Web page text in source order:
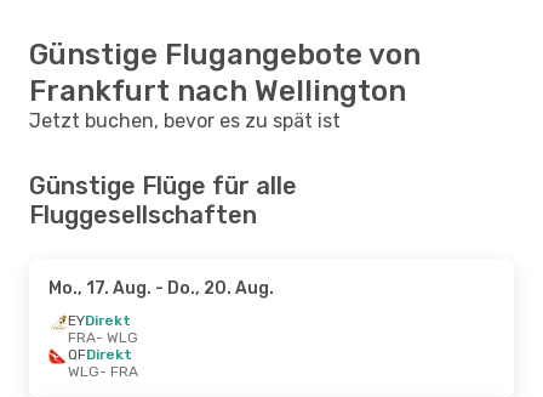
Günstige Flugangebote von
Frankfurt nach Wellington
Jetzt buchen, bevor es zu spät ist
Günstige Flüge für alle
Fluggesellschaften
Mo., 17. Aug. - Do., 20. Aug.
EYDirekt
FRA- WLG
QFDirekt
WLG- FRA